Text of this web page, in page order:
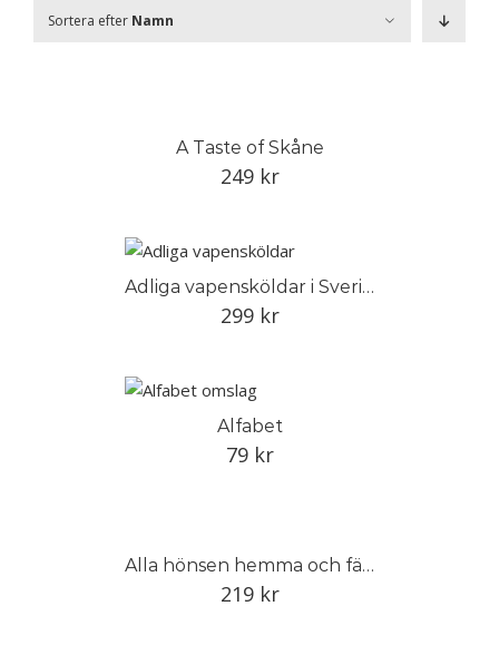
Sortera efter Namn
A Taste of Skåne
249 kr
Adliga vapensköldar i Sverige
299 kr
Alfabet
79 kr
Alla hönsen hemma och färska ägg i köket
219 kr